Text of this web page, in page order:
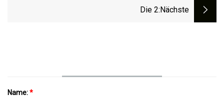
Die 2:nächste
Name:*